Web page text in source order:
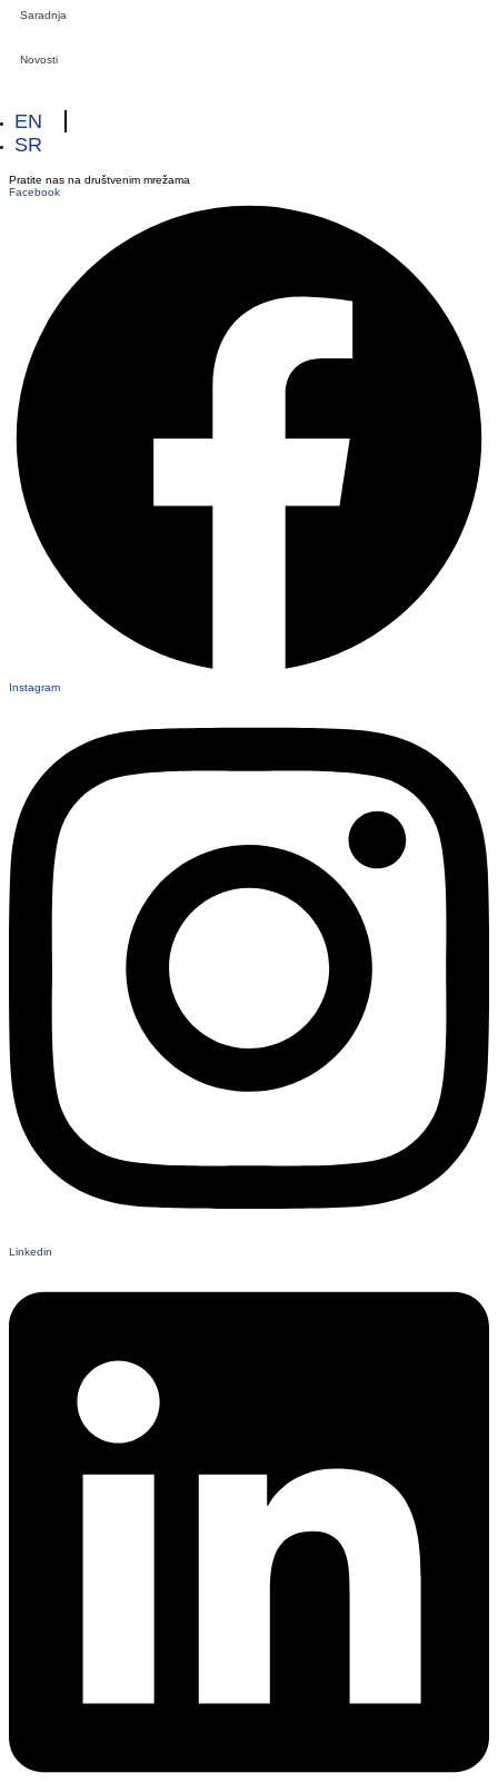
Saradnja
Novosti
EN
SR
Pratite nas na društvenim mrežama
Facebook
Instagram
Linkedin